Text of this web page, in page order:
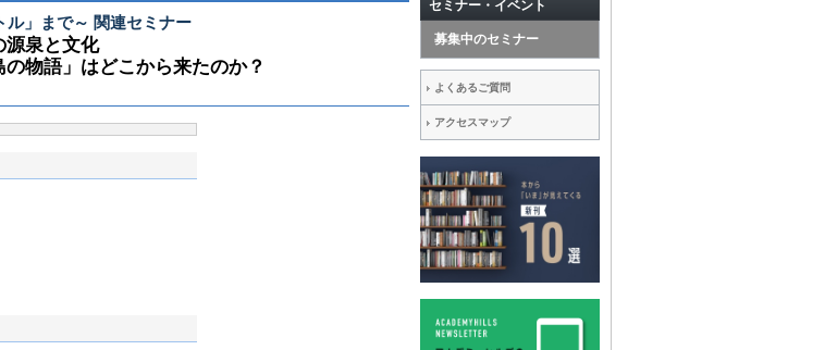
ル」まで～ 関連セミナー
源泉と文化
物語」はどこから来たのか？
セミナー・イベント
募集中のセミナー
よくあるご質問
アクセスマップ